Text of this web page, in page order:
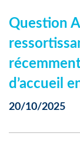
Question
d’accueil
20/10/2025